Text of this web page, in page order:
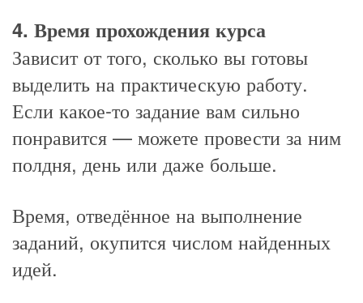
4. Время прохождения курса
Зависит от того, сколько вы готовы
выделить на практическую работу.
Если какое-то задание вам сильно
понравится — можете провести за ним
полдня, день или даже больше.
Время, отведённое на выполнение
заданий, окупится числом найденных
идей.